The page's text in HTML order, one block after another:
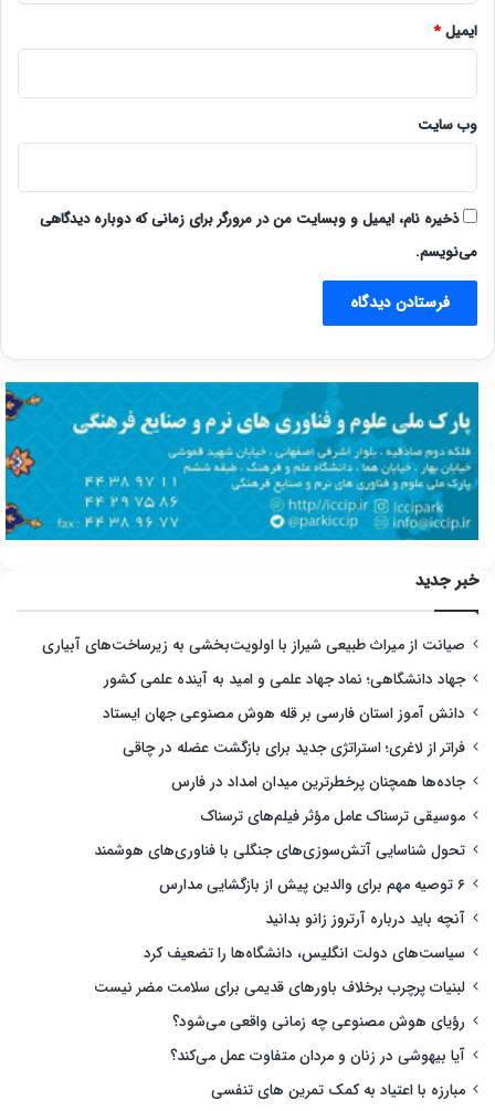
ایمیل*
وب‌ سایت
ذخیره نام، ایمیل و وبسایت من در مرورگر برای زمانی که دوباره دیدگاهی
می‌نویسم.
خبر جدید
صیانت از میراث طبیعی شیراز با اولویت‌بخشی به زیرساخت‌های آبیاری
جهاد دانشگاهی؛ نماد جهاد علمی و امید به آینده علمی کشور
دانش آموز استان فارسی بر قله هوش مصنوعی جهان ایستاد
فراتر از لاغری؛ استراتژی جدید برای بازگشت عضله در چاقی
جاده‌ها همچنان پرخطرترین میدان امداد در فارس
موسیقی ترسناک عامل مؤثر فیلم‌های ترسناک
تحول شناسایی آتش‌سوزی‌های جنگلی با فناوری‌های هوشمند
۶ توصیه مهم برای والدین پیش از بازگشایی مدارس
آنچه باید درباره آرتروز زانو بدانید
سیاست‌های دولت انگلیس، دانشگاه‌ها را تضعیف کرد
لبنیات پرچرب برخلاف باورهای قدیمی برای سلامت مضر نیست
رؤیای هوش مصنوعی چه زمانی واقعی می‌شود؟
آیا بیهوشی در زنان و مردان متفاوت عمل می‌کند؟
مبارزه با اعتیاد به کمک تمرین های تنفسی